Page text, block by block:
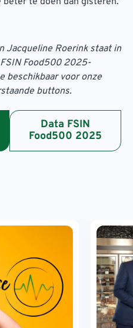
Jacqueline Roerink staat in
Food500 2025-
beschikbaar voor onze
buttons.
Data FSIN
Food500 2025